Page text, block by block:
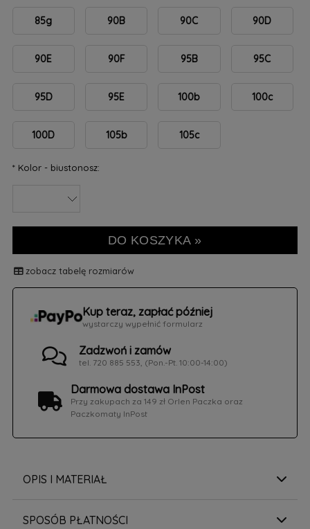
85g 90B 90C 90D
90E 90F 95B 95C
95D 95E 100b 100c
100D 105b 105c
*Kolor - biustonosz:
DO KOSZYKA »
zobacz tabelę rozmiarów
Kup teraz, zapłać później
wystarczy wypełnić formularz
Zadzwoń i zamów
tel. 720 885 553, (Pon.-Pt. 10:00-14:00)
Darmowa dostawa InPost
Przy zakupach za 149 zł Orlen Paczka oraz
Paczkomaty InPost
OPIS I MATERIAŁ
SPOSÓB PŁATNOŚCI